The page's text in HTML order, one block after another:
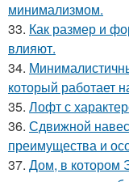
минимализмом.
33. Как размер и
влияют.
34.
который работает
35. Лофт с
36. Сдвижной
преимущества и
37. Дом, в котором